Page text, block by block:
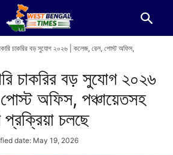
চাকরির বড় সুযোগ ২০২৬ | কলেজ, রেল, পোস্ট অফিস,
চাকরির বড় সুযোগ ২০২৬
অফিস, পঞ্চায়েতসহ
চলছে
date: May 19, 2026